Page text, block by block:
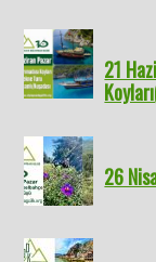
21
26